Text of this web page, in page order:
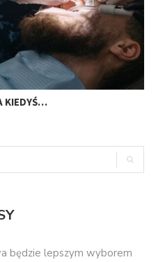
KIEDYŚ…
będzie lepszym wyborem